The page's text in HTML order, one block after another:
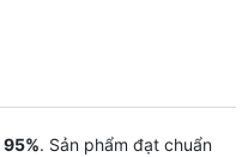
95%. Sản phẩm đạt chuẩn